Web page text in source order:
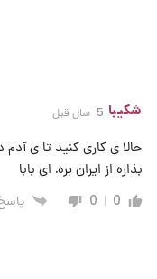
شکیبا 5 سال قبل
حالا ی کاری کنید تا ی
بذاره از ایران بره. ای بابا
0
0